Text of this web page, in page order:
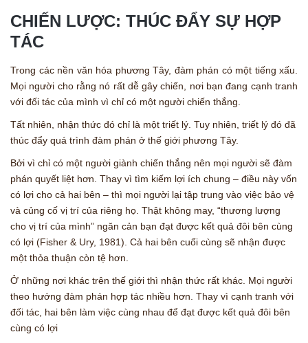
CHIẾN LƯỢC: THÚC ĐẨY SỰ HỢP
TÁC
Trong các nền văn hóa phương Tây, đàm phán có một tiếng xấu.
Mọi người cho rằng nó rất dễ gây chiến, nơi bạn đang cạnh tranh
với đối tác của mình vì chỉ có một người chiến thắng.
Tất nhiên, nhận thức đó chỉ là một triết lý. Tuy nhiên, triết lý đó đã
thúc đẩy quá trình đàm phán ở thế giới phương Tây.
Bởi vì chỉ có một người giành chiến thắng nên mọi người sẽ đàm
phán quyết liệt hơn. Thay vì tìm kiếm lợi ích chung – điều này vốn
có lợi cho cả hai bên – thì mọi người lại tập trung vào việc bảo vệ
và củng cố vị trí của riêng họ. Thật không may, “thương lượng
cho vị trí của mình” ngăn cản bạn đạt được kết quả đôi bên cùng
có lợi (Fisher & Ury, 1981). Cả hai bên cuối cùng sẽ nhận được
một thỏa thuận còn tệ hơn.
Ở những nơi khác trên thế giới thì nhận thức rất khác. Mọi người
theo hướng đàm phán hợp tác nhiều hơn. Thay vì cạnh tranh với
đối tác, hai bên làm việc cùng nhau để đạt được kết quả đôi bên
cùng có lợi